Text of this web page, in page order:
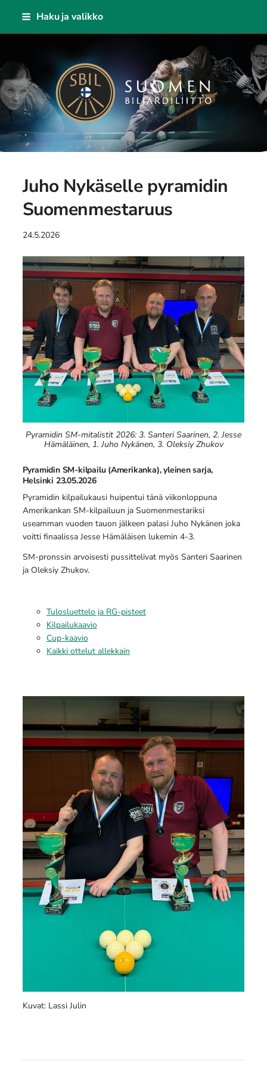
Siirry
Haku ja valikko
Suomen Biljardiliitto ry
Juho Nykäselle pyramidin
Suomenmestaruus
24.5.2026
Pyramidin SM-mitalistit 2026: 3. Santeri Saarinen, 2. Jesse
Hämäläinen, 1. Juho Nykänen, 3. Oleksiy Zhukov
Pyramidin SM-kilpailu (Amerikanka), yleinen sarja,
Helsinki 23.05.2026
Pyramidin kilpailukausi huipentui tänä viikonloppuna
Amerikankan SM-kilpailuun ja Suomenmestariksi
useamman vuoden tauon jälkeen palasi Juho Nykänen joka
voitti finaalissa Jesse Hämäläisen lukemin 4-3.
SM-pronssin arvoisesti pussittelivat myös Santeri Saarinen
ja Oleksiy Zhukov.
Tulosluettelo ja RG-pisteet
Kilpailukaavio
Cup-kaavio
Kaikki ottelut allekkain
Kuvat: Lassi Julin